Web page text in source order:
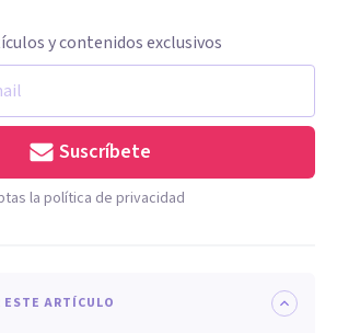
y contenidos exclusivos
Suscríbete
la política de privacidad
ARTÍCULO